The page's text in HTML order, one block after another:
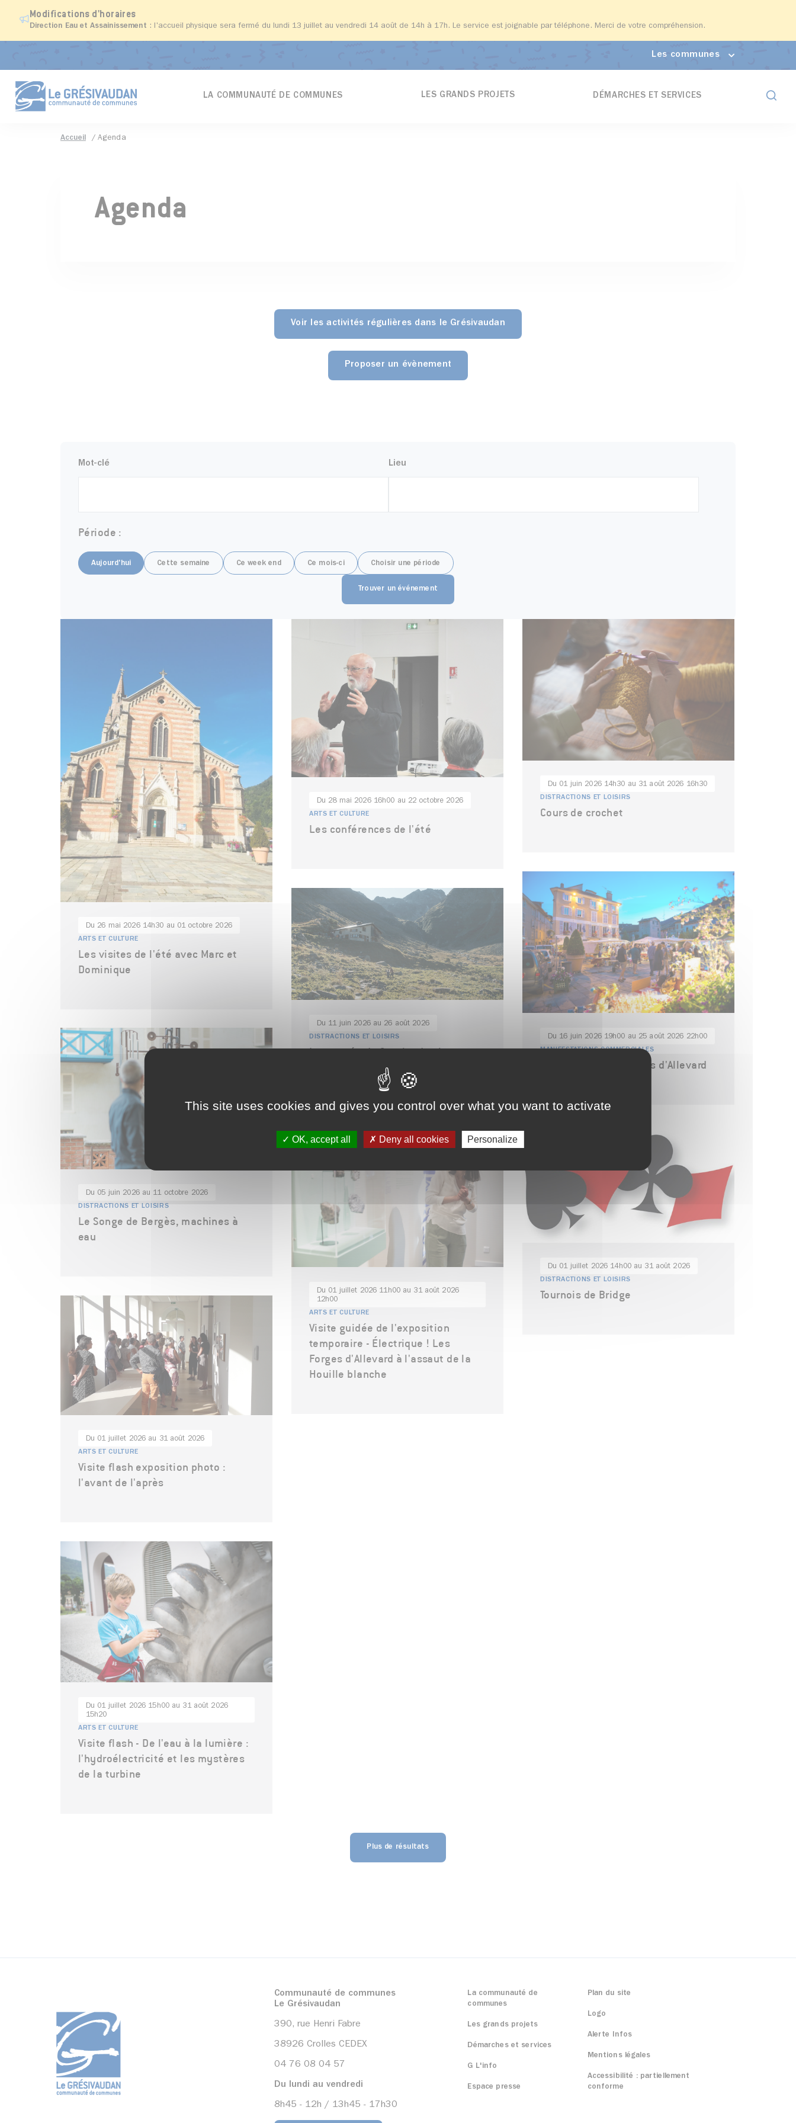
This site uses cookies and gives you control over what you want to activate
OK, accept all Deny all cookies Personalize
Modifications d'horaires
Direction Eau et Assainissement : l'accueil physique sera fermé du lundi 13 juillet au vendredi 14 août de 14h à 17h. Le service est joignable par téléphone. Merci de votre compréhension.
Les communes
LA COMMUNAUTÉ DE COMMUNES LES GRANDS PROJETS DÉMARCHES ET SERVICES
Accueil Agenda
Agenda
Voir les activités régulières dans le Grésivaudan
Proposer un évènement
Mot-clé Lieu
Période :
Aujourd'hui Cette semaine Ce week end Ce mois-ci Choisir une période
Les visites de l'été avec Marc et
Dominique
ARTS ET CULTURE
Du 26 mai 2026 14h30 au 01 octobre 2026
Les conférences de l'été
ARTS ET CULTURE
Du 28 mai 2026 16h00 au 22 octobre 2026
Cours de crochet
DISTRACTIONS ET LOISIRS
Du 01 juin 2026 14h30 au 31 août 2026 16h30
Le Songe de Bergès, machines à
eau
DISTRACTIONS ET LOISIRS
Du 05 juin 2026 au 11 octobre 2026
La tournée du Sentier des bergers -
DISTRACTIONS ET LOISIRS
Du 11 juin 2026 au 26 août 2026
Les marchés nocturnes d'Allevard
MANIFESTATIONS COMMERCIALES
Du 16 juin 2026 19h00 au 25 août 2026 22h00
Visite flash exposition photo :
l'avant de l'après
ARTS ET CULTURE
Du 01 juillet 2026 au 31 août 2026
Visite guidée de l'exposition
temporaire - Électrique ! Les
Forges d'Allevard à l'assaut de la
Houille blanche
ARTS ET CULTURE
Du 01 juillet 2026 11h00 au 31 août 2026
12h00
Tournois de Bridge
DISTRACTIONS ET LOISIRS
Du 01 juillet 2026 14h00 au 31 août 2026
Visite flash - De l'eau à la lumière :
l'hydroélectricité et les mystères
de la turbine
ARTS ET CULTURE
Du 01 juillet 2026 15h00 au 31 août 2026
15h20
Plus de résultats
Communauté de communes
Le Grésivaudan
390, rue Henri Fabre
38926 Crolles CEDEX
04 76 08 04 57
Du lundi au vendredi
8h45 - 12h / 13h45 - 17h30
La communauté de
communes
Les grands projets
Démarches et services
G L'info
Espace presse
Plan du site
Logo
Alerte Infos
Mentions légales
Accessibilité : partiellement
conforme